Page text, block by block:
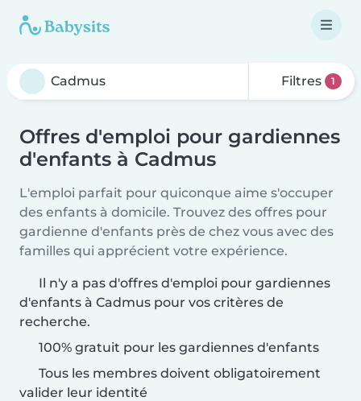
Filtres 1
Offres d'emploi pour gardiennes
d'enfants à Cadmus
L'emploi parfait pour quiconque aime s'occuper
des enfants à domicile. Trouvez des offres pour
gardienne d'enfants près de chez vous avec des
familles qui apprécient votre expérience.
Il n'y a pas d'offres d'emploi pour gardiennes
d'enfants à Cadmus pour vos critères de
recherche.
100% gratuit pour les gardiennes d'enfants
Tous les membres doivent obligatoirement
valider leur identité